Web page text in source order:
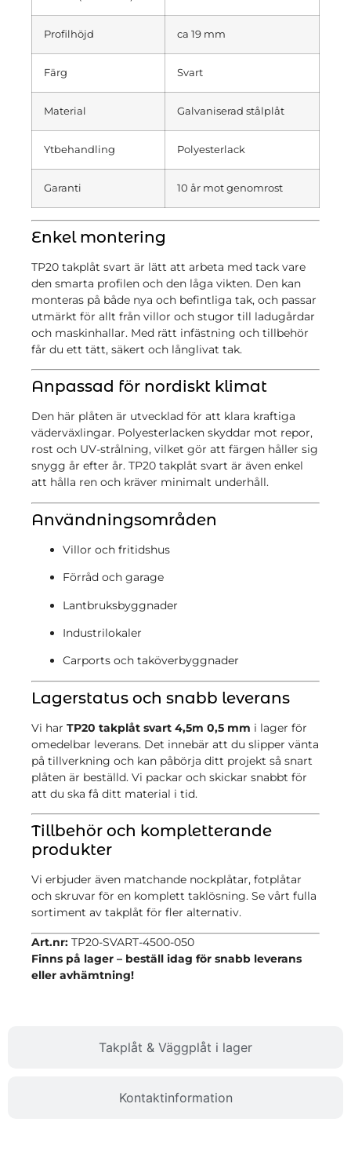
Takplåt & Väggplåt i lager
Kontaktinformation
Profilhöjd ca 19 mm
Färg Svart
Material Galvaniserad stålplåt
Ytbehandling Polyesterlack
Garanti 10 år mot genomrost
Enkel montering
TP20 takplåt svart är lätt att arbeta med tack vare
den smarta profilen och den låga vikten. Den kan
monteras på både nya och befintliga tak, och passar
utmärkt för allt från villor och stugor till ladugårdar
och maskinhallar. Med rätt infästning och tillbehör
får du ett tätt, säkert och långlivat tak.
Anpassad för nordiskt klimat
Den här plåten är utvecklad för att klara kraftiga
väderväxlingar. Polyesterlacken skyddar mot repor,
rost och UV-strålning, vilket gör att färgen håller sig
snygg år efter år. TP20 takplåt svart är även enkel
att hålla ren och kräver minimalt underhåll.
Användningsområden
Villor och fritidshus
Förråd och garage
Lantbruksbyggnader
Industrilokaler
Carports och taköverbyggnader
Lagerstatus och snabb leverans
Vi har TP20 takplåt svart 4,5m 0,5 mm i lager för
omedelbar leverans. Det innebär att du slipper vänta
på tillverkning och kan påbörja ditt projekt så snart
plåten är beställd. Vi packar och skickar snabbt för
att du ska få ditt material i tid.
Tillbehör och kompletterande
produkter
Vi erbjuder även matchande nockplåtar, fotplåtar
och skruvar för en komplett taklösning. Se vårt fulla
sortiment av takplåt för fler alternativ.
Art.nr: TP20-SVART-4500-050
Finns på lager – beställ idag för snabb leverans
eller avhämtning!